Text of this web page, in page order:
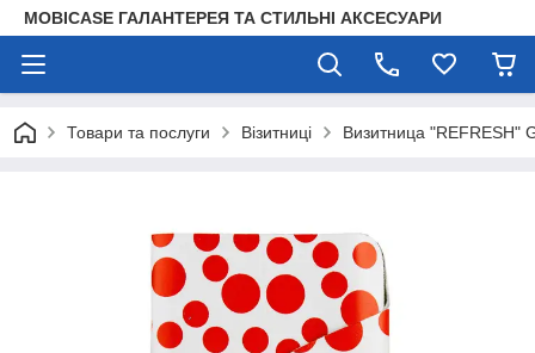
MOBICASE ГАЛАНТЕРЕЯ ТА СТИЛЬНІ АКСЕСУАРИ
Товари та послуги Візитниці Визитница "REFRESH"